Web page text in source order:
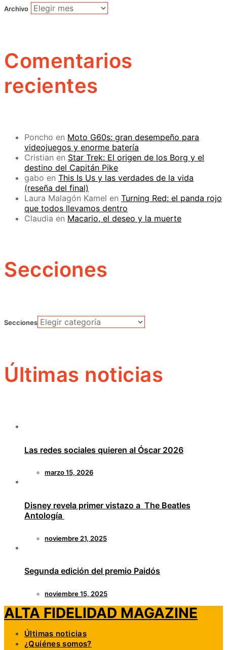
Archivo
Comentarios
recientes
Poncho en Moto G60s: gran desempeño para
videojuegos y enorme batería
Cristian en Star Trek: El origen de los Borg y el
destino del Capitán Pike
gabo en This Is Us y las verdades de la vida
(reseña del final)
Laura Malagón Kamel en Turning Red: el panda rojo
que todos llevamos dentro
Claudia en Macario, el deseo y la muerte
Secciones
Secciones
Últimas noticias
Las redes sociales quieren al Óscar 2026
marzo 15, 2026
Disney revela primer vistazo a The Beatles
Antología
noviembre 21, 2025
Segunda edición del premio Paidós
noviembre 15, 2025
ALTA FIDELIDAD MAGAZINE
Últimas noticias
¿Quiénes somos?